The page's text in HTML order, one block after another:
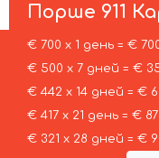
Порше 911
€ 700 х 1 день = €
€ 500 х 7 дней = €
€ 442 х 14 дней = €
€ 417 х 21 день = €
€ 321 х 28 дней = €